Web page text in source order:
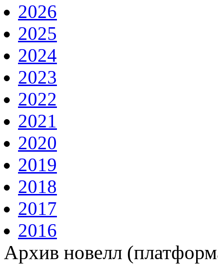
2026
2025
2024
2023
2022
2021
2020
2019
2018
2017
2016
Архив новелл